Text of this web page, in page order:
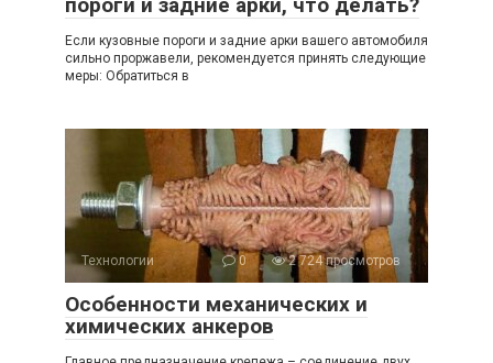
пороги и задние арки, что делать?
Если кузовные пороги и задние арки вашего автомобиля
сильно проржавели, рекомендуется принять следующие
меры: Обратиться в
Технологии 0 2 724 просмотров
Особенности механических и
химических анкеров